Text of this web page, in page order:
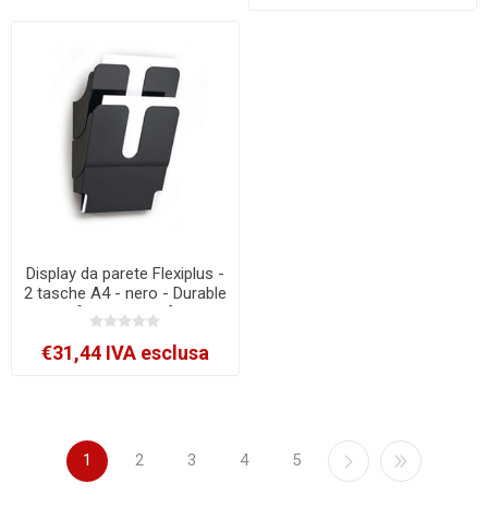
Display da parete Flexiplus -
2 tasche A4 - nero - Durable
[1709008060]
€31,44 IVA esclusa
1 2 3 4 5